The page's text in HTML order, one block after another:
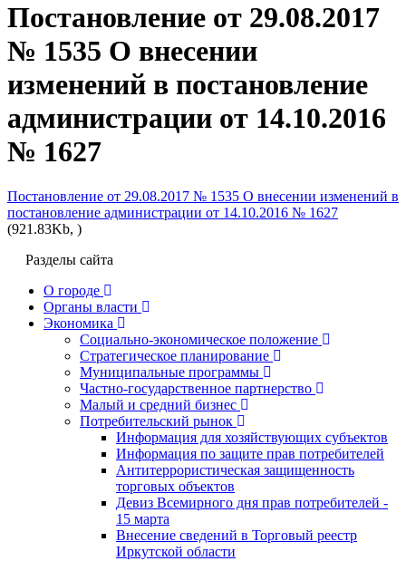
Постановление от 29.08.2017
№ 1535 О внесении
изменений в постановление
администрации от 14.10.2016
№ 1627
Постановление от 29.08.2017 № 1535 О внесении изменений в
постановление администрации от 14.10.2016 № 1627
(921.83Kb, )
Разделы сайта
О городе
Органы власти
Экономика
Социально-экономическое положение
Стратегическое планирование
Муниципальные программы
Частно-государственное партнерство
Малый и средний бизнес
Потребительский рынок
Информация для хозяйствующих субъектов
Информация по защите прав потребителей
Антитеррористическая защищенность
торговых объектов
Девиз Всемирного дня прав потребителей -
15 марта
Внесение сведений в Торговый реестр
Иркутской области